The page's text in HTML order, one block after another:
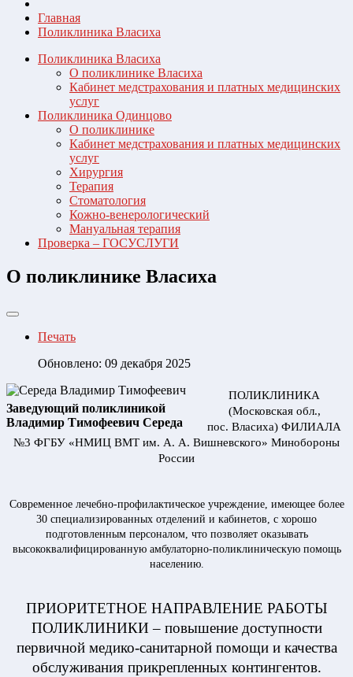
Главная
Поликлиника Власиха
Поликлиника Власиха
О поликлинике Власиха
Кабинет медстрахования и платных медицинских
услуг
Поликлиника Одинцово
О поликлинике
Кабинет медстрахования и платных медицинских
услуг
Хирургия
Терапия
Стоматология
Кожно-венерологический
Мануальная терапия
Проверка – ГОСУСЛУГИ
О поликлинике Власиха
Печать
Обновлено: 09 декабря 2025
Заведующий поликлиникой
Владимир Тимофеевич Середа
ПОЛИКЛИНИКА
(Московская обл.,
пос. Власиха) ФИЛИАЛА
№3 ФГБУ «НМИЦ ВМТ им. А. А. Вишневского» Минобороны
России
Современное лечебно-профилактическое учреждение, имеющее более
30 специализированных отделений и кабинетов, с хорошо
подготовленным персоналом, что позволяет оказывать
высококвалифицированную амбулаторно-поликлиническую помощь
населению.
ПРИОРИТЕТНОЕ НАПРАВЛЕНИЕ РАБОТЫ
ПОЛИКЛИНИКИ – повышение доступности
первичной медико-санитарной помощи и качества
обслуживания прикрепленных контингентов.